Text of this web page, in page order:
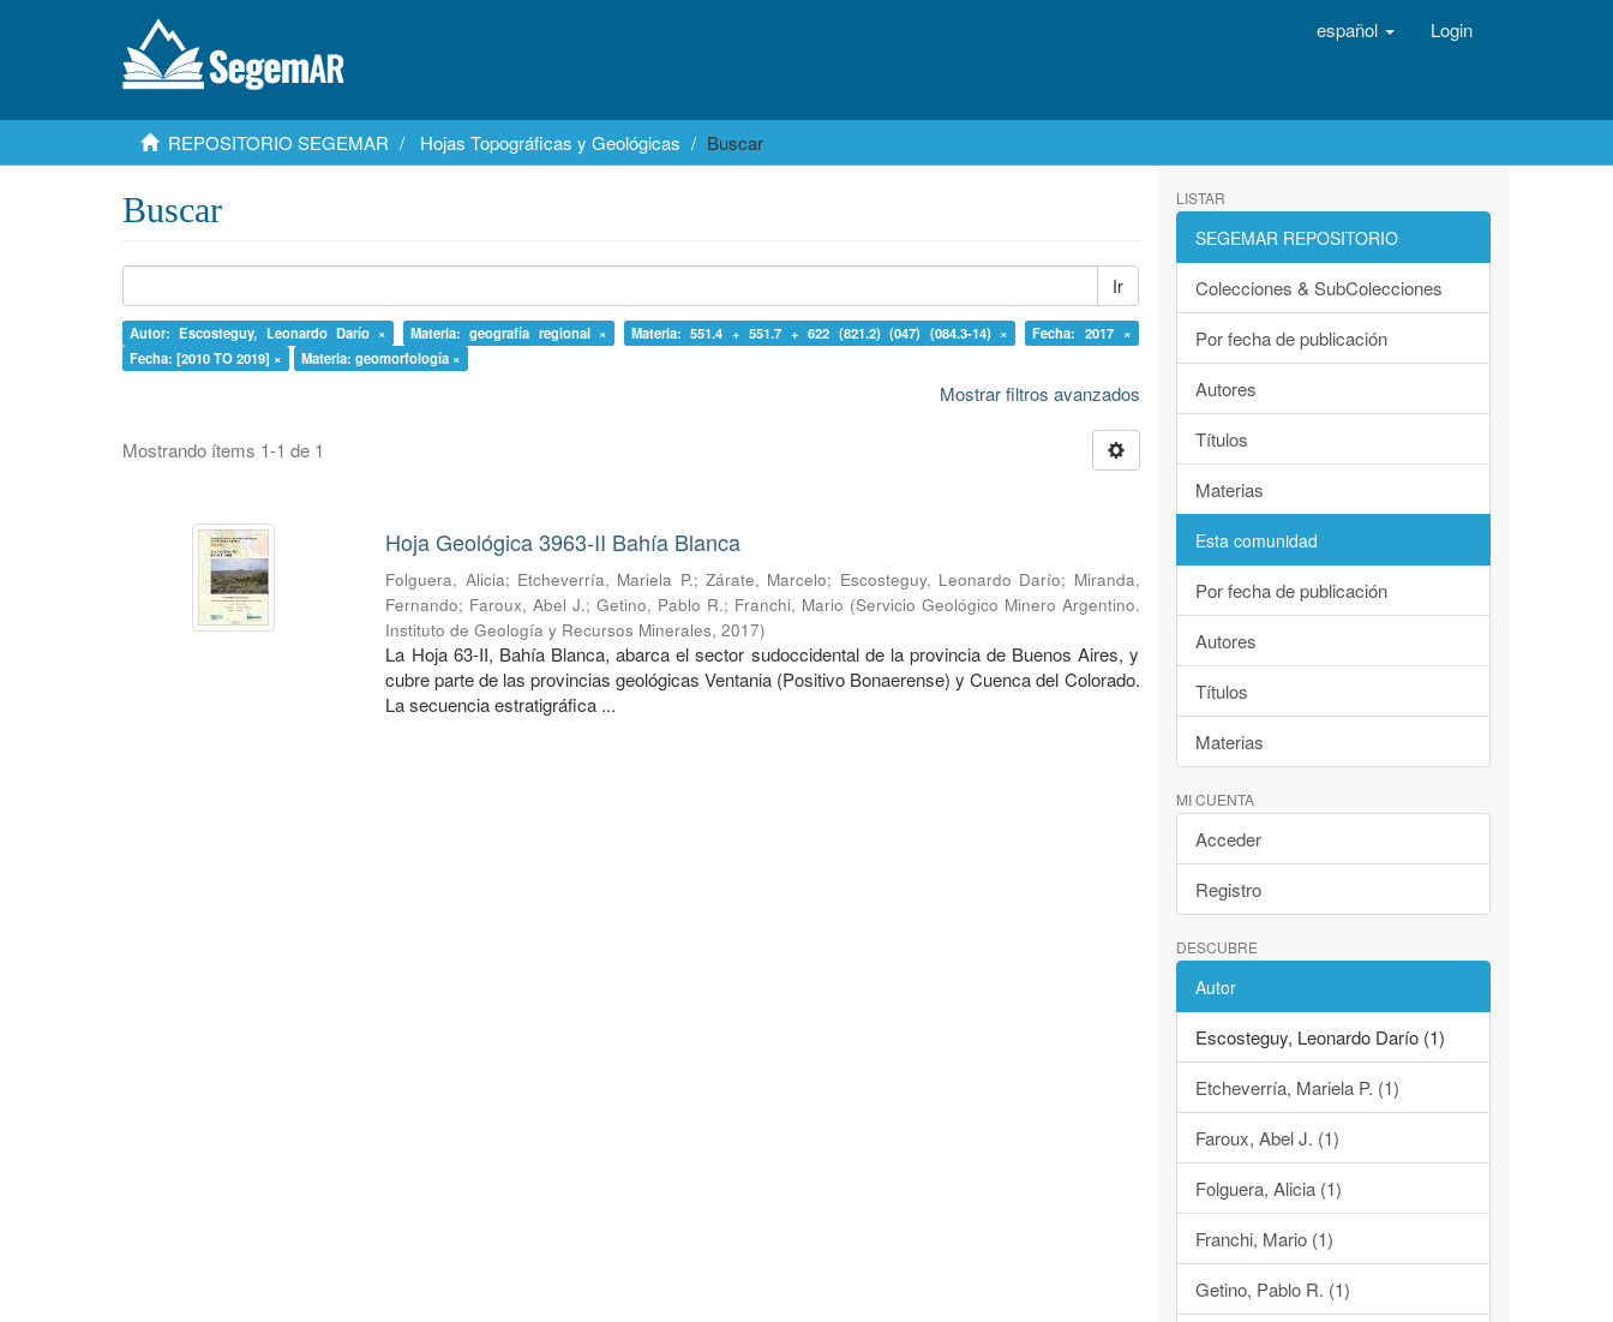
español Login
REPOSITORIO SEGEMAR Hojas Topográficas y Geológicas Buscar
Buscar
Ir
Autor: Escosteguy, Leonardo Darío × Materia: geografía regional × Materia: 551.4 + 551.7 + 622 (821.2) (047) (084.3-14) ×
Fecha: 2017 ×
Fecha: [2010 TO 2019] ×
Materia: geomorfología ×
Mostrar filtros avanzados
Mostrando ítems 1-1 de 1
Hoja Geológica 3963-II Bahía Blanca
Folguera, Alicia; Etcheverría, Mariela P.; Zárate, Marcelo; Escosteguy, Leonardo Darío; Miranda,
Fernando; Faroux, Abel J.;Getino, Pablo R.; Franchi, Mario (Servicio Geológico Minero Argentino.
Instituto de Geología y Recursos Minerales,2017)
La Hoja 63-II, Bahía Blanca, abarca el sector sudoccidental de la provincia de Buenos Aires, y
cubre parte de las provincias geológicas Ventania (Positivo Bonaerense) y Cuenca del Colorado.
La secuencia estratigráfica ...
LISTAR
SEGEMAR REPOSITORIO
Colecciones & SubColecciones
Por fecha de publicación
Autores
Títulos
Materias
Esta comunidad
Por fecha de publicación
Autores
Títulos
Materias
MI CUENTA
Acceder
Registro
DESCUBRE
Autor
Escosteguy, Leonardo Darío (1)
Etcheverría, Mariela P. (1)
Faroux, Abel J. (1)
Folguera, Alicia (1)
Franchi, Mario (1)
Getino, Pablo R. (1)